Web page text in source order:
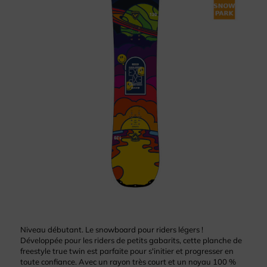
Niveau débutant. Le snowboard pour riders légers !
Développée pour les riders de petits gabarits, cette planche de
freestyle true twin est parfaite pour s'initier et progresser en
toute confiance. Avec un rayon très court et un noyau 100 %